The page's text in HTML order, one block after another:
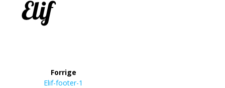
Indlægsnavigation
Forrige
Forrige
Elif-footer-1